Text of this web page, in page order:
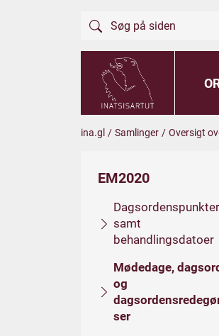
ina.gl / Samlinger / Oversigt
EM2020
Dagsordenspunkter
samt
behandlingsdatoer
Mødedage,
og
ser